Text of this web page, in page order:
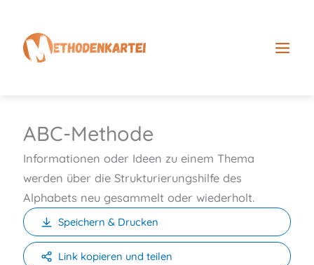
ABC-Methode
Informationen oder Ideen zu einem Thema
werden über die Strukturierungshilfe des
Alphabets neu gesammelt oder wiederholt.
Speichern & Drucken
Link kopieren und teilen